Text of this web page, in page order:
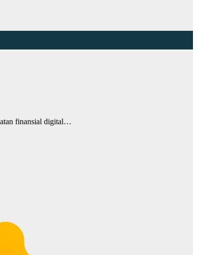
finansial digital…